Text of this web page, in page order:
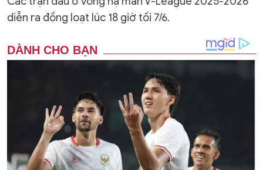
diễn ra đồng loạt lúc 18 giờ tối 7/6.